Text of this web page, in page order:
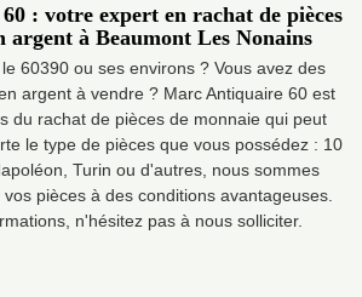
: votre expert en rachat de pièces
argent à Beaumont Les Nonains
60390 ou ses environs ? Vous avez des
argent à vendre ? Marc Antiquaire 60 est
du rachat de pièces de monnaie qui peut
le type de pièces que vous possédez : 10
Turin ou d'autres, nous sommes
pièces à des conditions avantageuses.
n'hésitez pas à nous solliciter.